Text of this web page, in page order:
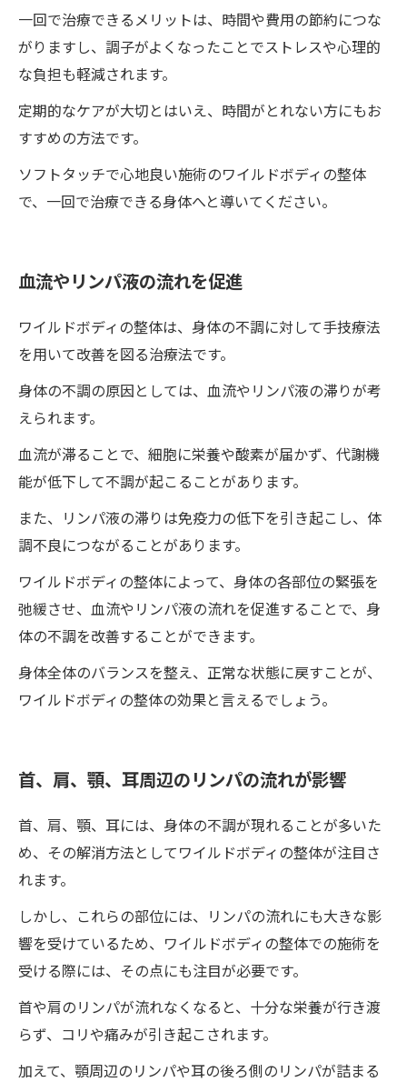
一回で治療できるメリットは、時間や費用の節約につな
がりますし、調子がよくなったことでストレスや心理的
な負担も軽減されます。
定期的なケアが大切とはいえ、時間がとれない方にもお
すすめの方法です。
ソフトタッチで心地良い施術のワイルドボディの整体
で、一回で治療できる身体へと導いてください。
血流やリンパ液の流れを促進
ワイルドボディの整体は、身体の不調に対して手技療法
を用いて改善を図る治療法です。
身体の不調の原因としては、血流やリンパ液の滞りが考
えられます。
血流が滞ることで、細胞に栄養や酸素が届かず、代謝機
能が低下して不調が起こることがあります。
また、リンパ液の滞りは免疫力の低下を引き起こし、体
調不良につながることがあります。
ワイルドボディの整体によって、身体の各部位の緊張を
弛緩させ、血流やリンパ液の流れを促進することで、身
体の不調を改善することができます。
身体全体のバランスを整え、正常な状態に戻すことが、
ワイルドボディの整体の効果と言えるでしょう。
首、肩、顎、耳周辺のリンパの流れが影響
首、肩、顎、耳には、身体の不調が現れることが多いた
め、その解消方法としてワイルドボディの整体が注目さ
れます。
しかし、これらの部位には、リンパの流れにも大きな影
響を受けているため、ワイルドボディの整体での施術を
受ける際には、その点にも注目が必要です。
首や肩のリンパが流れなくなると、十分な栄養が行き渡
らず、コリや痛みが引き起こされます。
加えて、顎周辺のリンパや耳の後ろ側のリンパが詰まる